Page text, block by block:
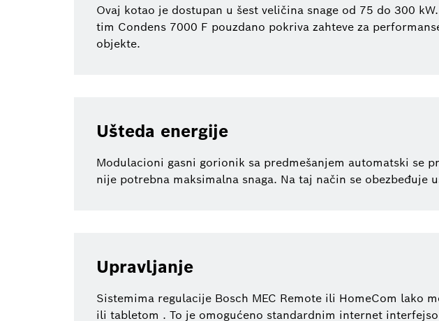
Ovaj kotao je dostupan u šest veličina snage od 75 do 300
tim Condens 7000 F pouzdano pokriva zahteve za
objekte.
Ušteda energije
Modulacioni gasni gorionik sa predmešanjem automatski
nije potrebna maksimalna snaga. Na taj način se obezbeđuje
Upravljanje
Sistemima regulacije Bosch MEC Remote ili HomeCom
ili tabletom . To je omogućeno standardnim internet